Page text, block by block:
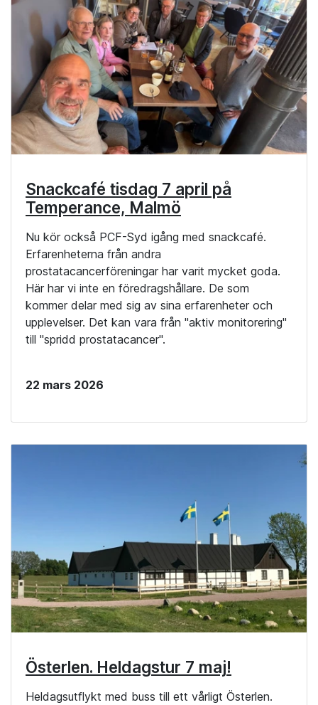
Snackcafé tisdag 7 april på
Temperance, Malmö
Nu kör också PCF-Syd igång med snackcafé.
Erfarenheterna från andra
prostatacancerföreningar har varit mycket goda.
Här har vi inte en föredragshållare. De som
kommer delar med sig av sina erfarenheter och
upplevelser. Det kan vara från "aktiv monitorering"
till "spridd prostatacancer".
22 mars 2026
Österlen. Heldagstur 7 maj!
Heldagsutflykt med buss till ett vårligt Österlen.